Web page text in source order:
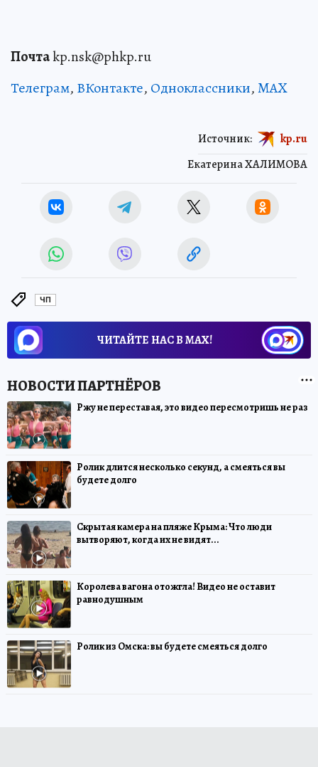
Почтаkp.nsk@phkp.ru
Телеграм, ВКонтакте, Одноклассники,MAX
Екатерина ХАЛИМОВА
Источник: kp.ru
ЧП
ЧИТАЙТЕ НАС В МАХ!
Ржу не переставая, это видео пересмотришь не раз
Ролик длится несколько секунд, а смеяться вы
будете долго
Скрытая камера на пляже Крыма: Что люди
вытворяют, когда их не видят...
Королева вагона отожгла! Видео не оставит
равнодушным
Ролик из Омска: вы будете смеяться долго